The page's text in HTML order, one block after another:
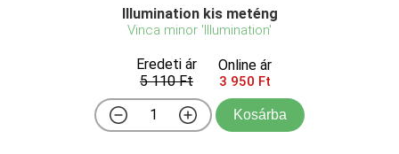
Illumination kis meténg
Vinca minor 'Illumination'
Eredeti ár
5 110 Ft
Online ár
3 950 Ft
Kosárba